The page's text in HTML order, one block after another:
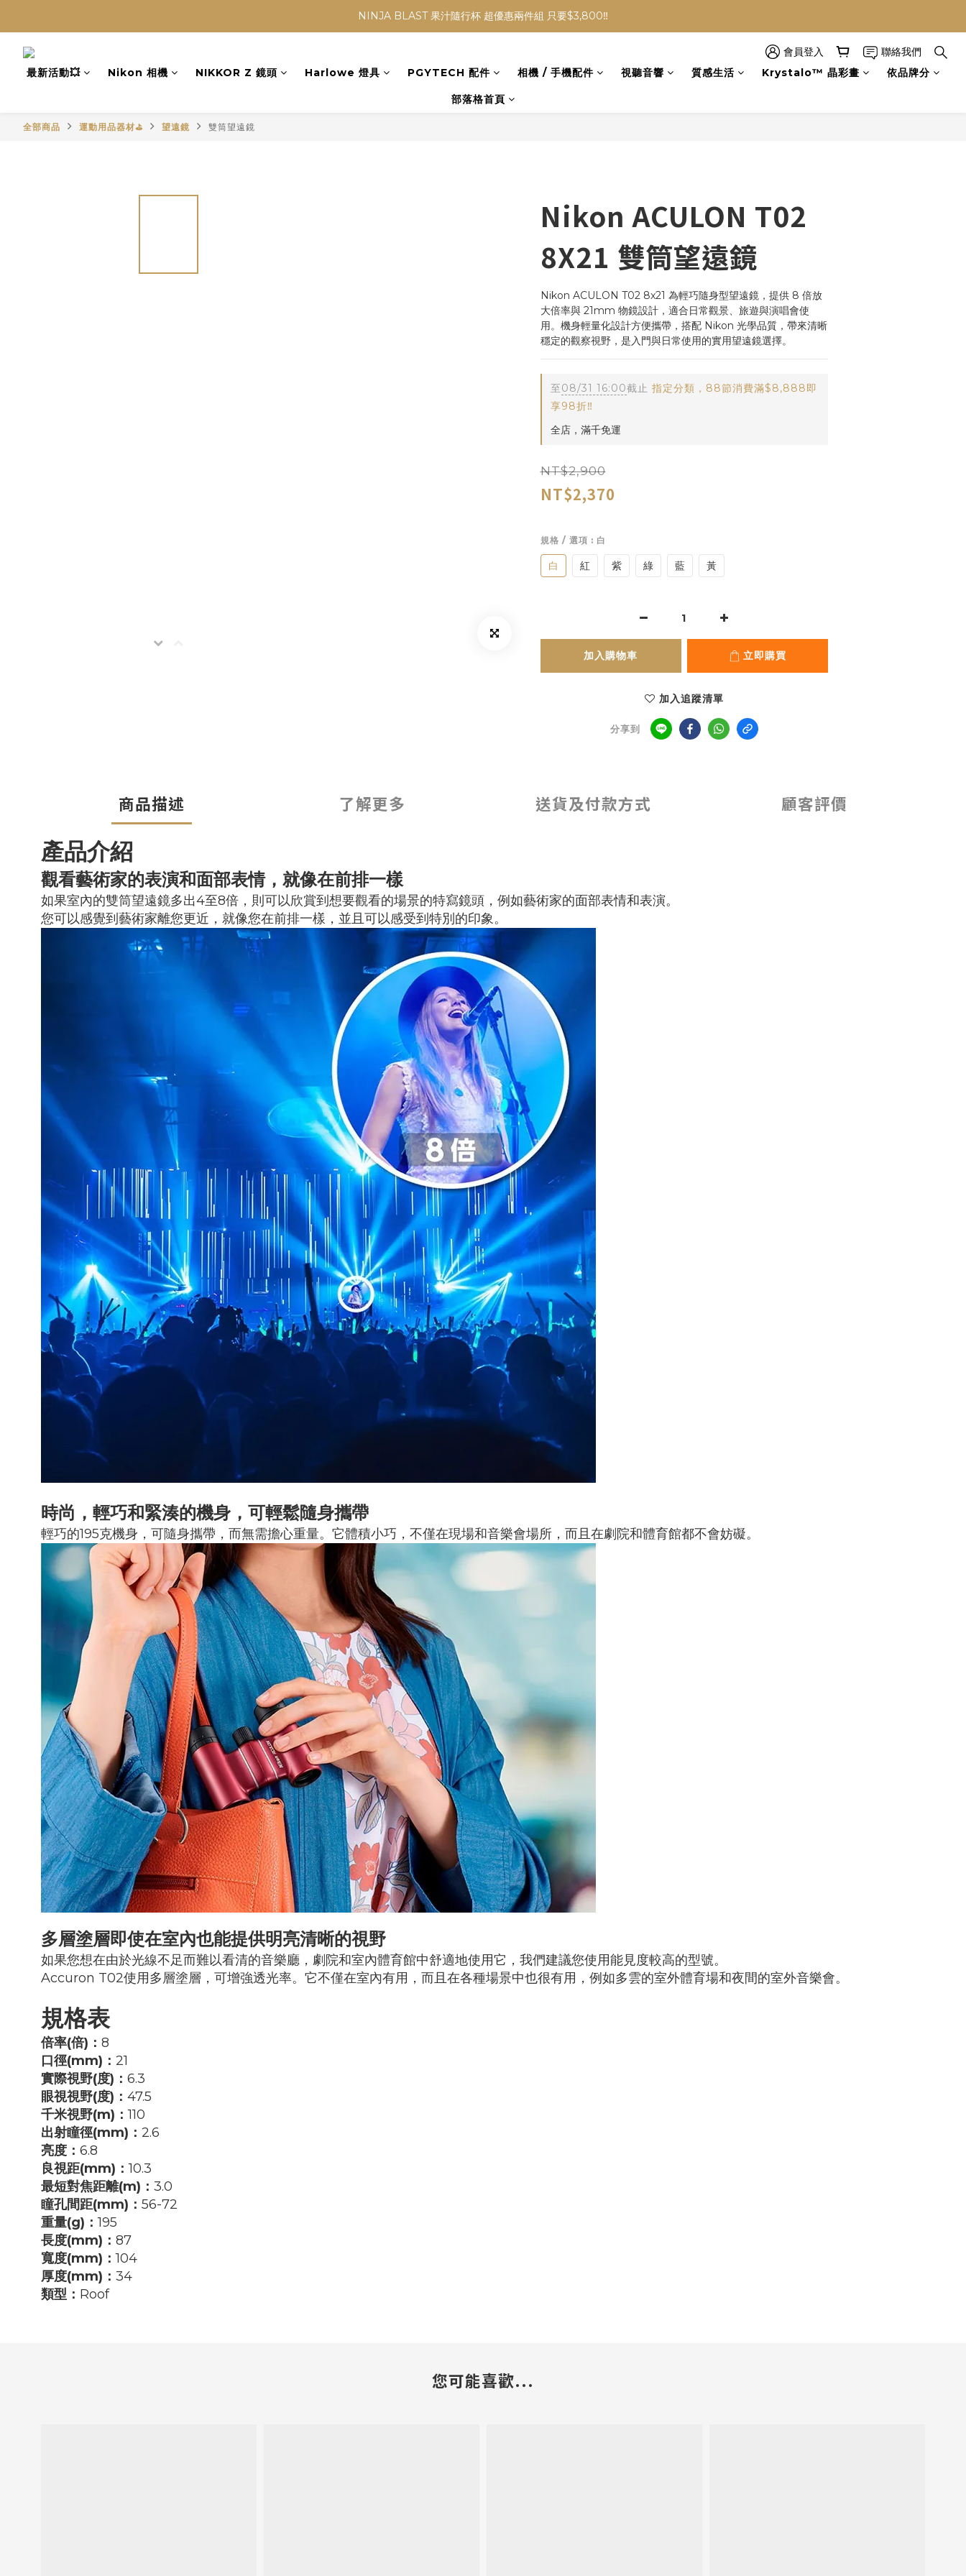
NINJA BLAST 果汁隨行杯 超優惠兩件組 只要$3,800‼️
NINJA BLAST 果汁隨行杯 超優惠兩件組 只要$3,800‼️
加入會員贈$300購物金💰｜消費即享2%回饋 (部分商品不適用)
會員登入
聯絡我們
最新活動💥
Nikon 相機 NIKKOR Z 鏡頭 Harlowe 燈具 PGYTECH 配件 相機 / 手機配件 視聽音響 質感生活 Krystalo™ 晶彩畫 依品牌分
部落格首頁
全部商品 運動用品器材⛳ 望遠鏡 雙筒望遠鏡
Nikon ACULON T02
8X21 雙筒望遠鏡
Nikon ACULON T02 8x21 為輕巧隨身型望遠鏡，提供 8 倍放
大倍率與 21mm 物鏡設計，適合日常觀景、旅遊與演唱會使
用。機身輕量化設計方便攜帶，搭配 Nikon 光學品質，帶來清晰
穩定的觀察視野，是入門與日常使用的實用望遠鏡選擇。
至08/31 16:00截止 指定分類，88節消費滿$8,888即
享98折‼️
全店，滿千免運
NT$2,900
NT$2,370
規格 / 選項 : 白
白 紅 紫 綠 藍 黃
加入購物車 立即購買
加入追蹤清單
分享到
商品描述 了解更多 送貨及付款方式 顧客評價
產品介紹
觀看藝術家的表演和面部表情，就像在前排一樣
如果室內的雙筒望遠鏡多出4至8倍，則可以欣賞到想要觀看的場景的特寫鏡頭，例如藝術家的面部表情和表演。
您可以感覺到藝術家離您更近，就像您在前排一樣，並且可以感受到特別的印象。
時尚，輕巧和緊湊的機身，可輕鬆隨身攜帶
輕巧的195克機身，可隨身攜帶，而無需擔心重量。它體積小巧，不僅在現場和音樂會場所，而且在劇院和體育館都不會妨礙。
多層塗層即使在室內也能提供明亮清晰的視野
如果您想在由於光線不足而難以看清的音樂廳，劇院和室內體育館中舒適地使用它，我們建議您使用能見度較高的型號。
Accuron T02使用多層塗層，可增強透光率。它不僅在室內有用，而且在各種場景中也很有用，例如多雲的室外體育場和夜間的室外音樂會。
規格表
倍率(倍)： 8
口徑(mm) ： 21
實際視野(度) ： 6.3
眼視視野(度) ： 47.5
千米視野(m) ：110
出射瞳徑(mm) ： 2.6
亮度 ： 6.8
良視距(mm) ：10.3
最短對焦距離(m) ： 3.0
瞳孔間距(mm) ： 56-72
重量(g) ：195
長度(mm) ： 87
寬度(mm) ：104
厚度(mm) ： 34
類型 ： Roof
您可能喜歡...
立即購買